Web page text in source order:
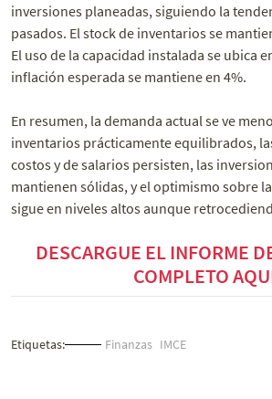
inversiones planeadas, siguiendo la
pasados. El stock de inventarios se
El uso de la capacidad instalada se ubica
inflación esperada se mantiene en 4%.
En resumen, la demanda actual se ve
inventarios prácticamente equilibrados,
costos y de salarios persisten, las
mantienen sólidas, y el optimismo sobre
sigue en niveles altos aunque
DESCARGUE EL INFORME
COMPLETO
Etiquetas: Finanzas IMCE